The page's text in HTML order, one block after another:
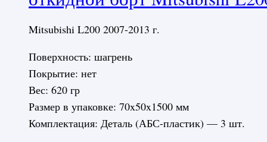
Mitsubishi L200 2007-2013 г.
Поверхность: шагрень
Покрытие: нет
Вес: 620 гр
Размер в упаковке: 70x50x1500 мм
Комплектация: Деталь (АБС-пластик) — 3 шт.